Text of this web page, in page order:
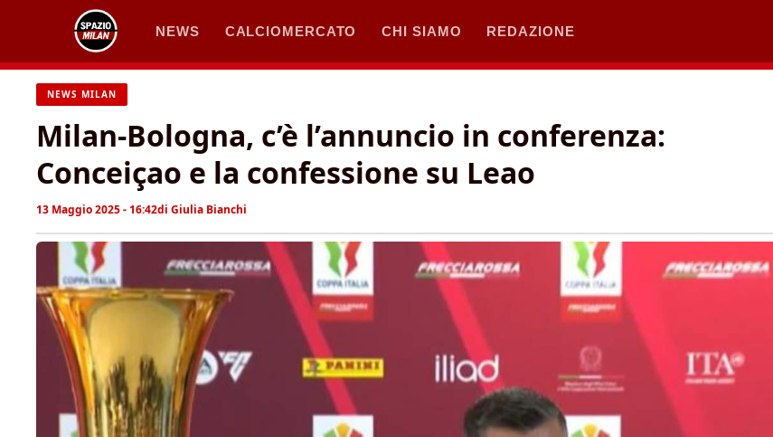
contenuto
NEWS CALCIOMERCATO CHI SIAMO REDAZIONE
NEWS MILAN
Milan-Bologna, c’è l’annuncio in conferenza:
Conceiçao e la confessione su Leao
13 Maggio 2025 - 16:42di Giulia Bianchi